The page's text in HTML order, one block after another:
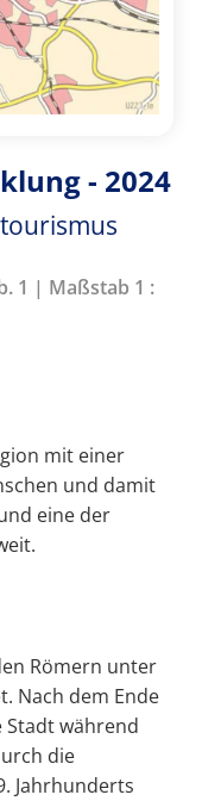
- 2024
1 | Maßstab 1 :
mit einer
und damit
eine der
Römern unter
Nach dem Ende
Stadt während
die
Jahrhunderts